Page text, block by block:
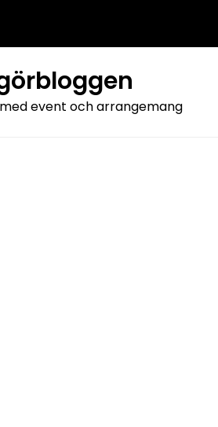
event och arrangemang